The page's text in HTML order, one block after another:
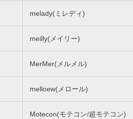
melady(ミレディ)
meilly(メイリー)
MerMer(メルメル)
melloew(メロール)
Motecon(モテコン/超モテコン)